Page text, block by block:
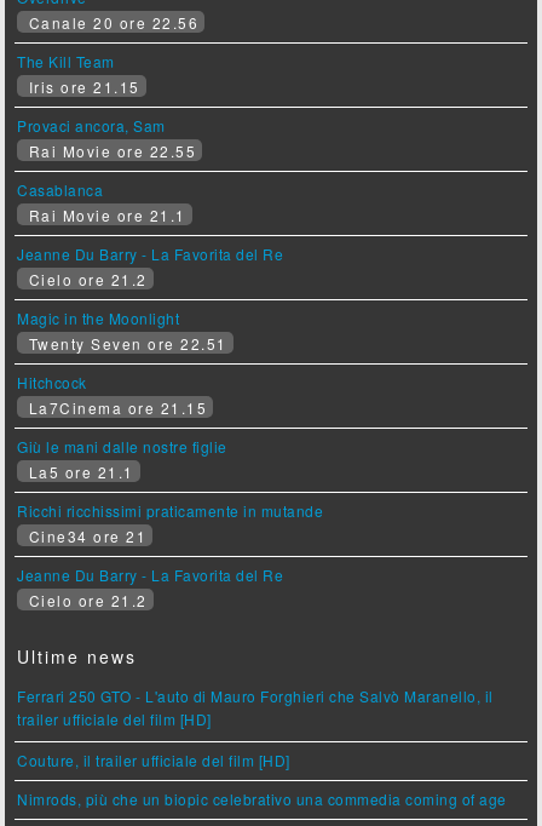
Canale 20 ore 22.56
The Kill Team
Iris ore 21.15
Provaci ancora, Sam
Rai Movie ore 22.55
Casablanca
Rai Movie ore 21.1
Jeanne Du Barry - La Favorita del Re
Cielo ore 21.2
Magic in the Moonlight
Twenty Seven ore 22.51
Hitchcock
La7Cinema ore 21.15
Giù le mani dalle nostre figlie
La5 ore 21.1
Ricchi ricchissimi praticamente in mutande
Cine34 ore 21
Jeanne Du Barry - La Favorita del Re
Cielo ore 21.2
Ultime news
Ferrari 250 GTO - L'auto di Mauro Forghieri che Salvò Maranello, il
trailer ufficiale del film [HD]
Couture, il trailer ufficiale del film [HD]
Nimrods, più che un biopic celebrativo una commedia coming of age